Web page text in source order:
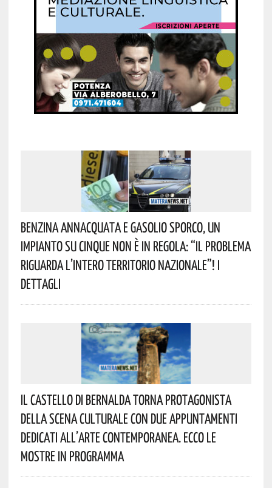
Benzina Annacquata E Gasolio Sporco, Un
Impianto Su Cinque Non È In Regola: “il Problema
Riguarda L’intero Territorio Nazionale”! I
Dettagli
Il Castello Di Bernalda Torna Protagonista
Della Scena Culturale Con Due Appuntamenti
Dedicati All’arte Contemporanea. Ecco Le
Mostre In Programma